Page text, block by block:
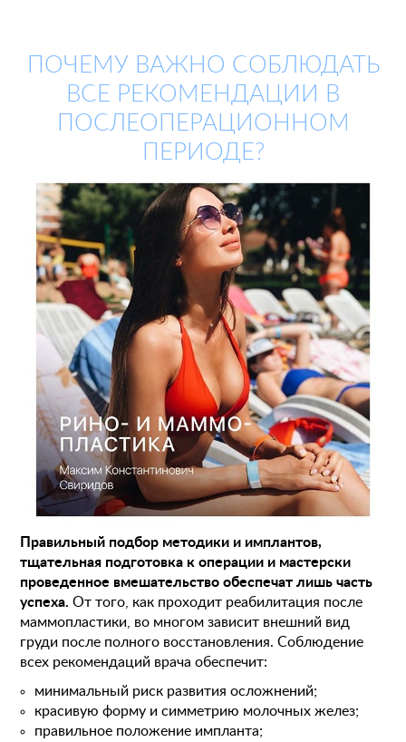
ПОЧЕМУ ВАЖНО СОБЛЮДАТЬ
ВСЕ РЕКОМЕНДАЦИИ В
ПОСЛЕОПЕРАЦИОННОМ
ПЕРИОДЕ?
Правильный подбор методики и имплантов,
тщательная подготовка к операции и мастерски
проведенное вмешательство обеспечат лишь часть
успеха. От того, как проходит реабилитация после
маммопластики, во многом зависит внешний вид
груди после полного восстановления. Соблюдение
всех рекомендаций врача обеспечит:
минимальный риск развития осложнений;
красивую форму и симметрию молочных желез;
правильное положение импланта;